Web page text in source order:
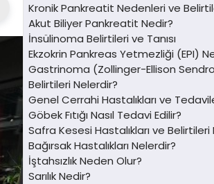
Kronik Pankreatit Nedenleri ve
Akut Biliyer Pankreatit Nedir?
İnsülinoma Belirtileri ve Tanısı
Ekzokrin Pankreas Yetmezliği (EPI)
Gastrinoma (Zollinger-Ellison
Belirtileri Nelerdir?
Genel Cerrahi Hastalıkları ve
Göbek Fıtığı Nasıl Tedavi Edilir?
Safra Kesesi Hastalıkları ve Belirtileri
Bağırsak Hastalıkları Nelerdir?
İştahsızlık Neden Olur?
Sarılık Nedir?